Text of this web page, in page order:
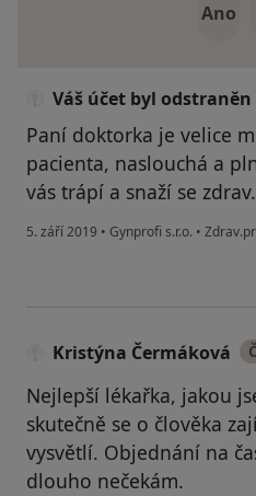
Ano
Váš účet byl odstraněn
Paní doktorka je velice
pacienta, naslouchá a
vás trápí a snaží se
5. září 2019 • Gynprofi s.r.o. •
Kristýna Čermáková
Nejlepší lékařka, jakou
skutečně se o člověka
vysvětlí. Objednání na
dlouho nečekám.